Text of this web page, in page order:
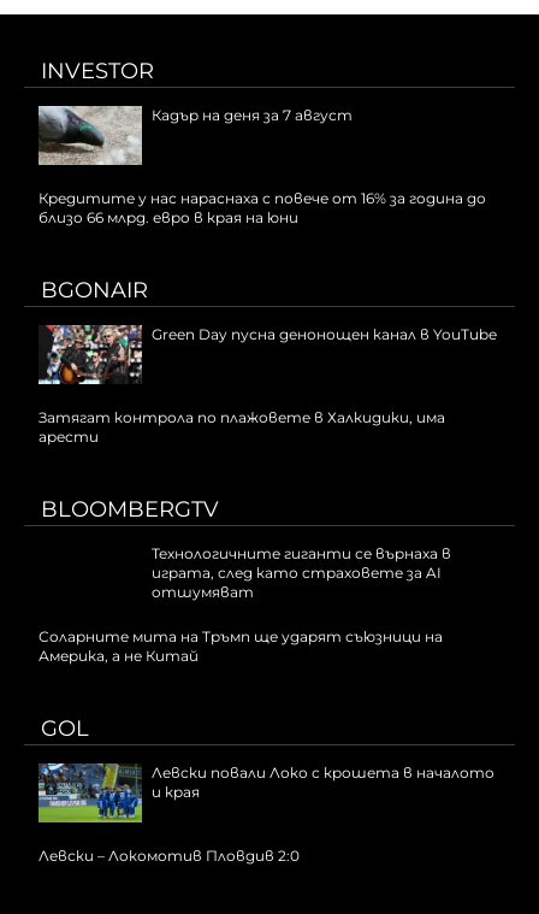
INVESTOR
Кадър на деня за 7 август
Кредитите у нас нараснаха с повече от 16% за година до
близо 66 млрд. евро в края на юни
BGONAIR
Green Day пусна денонощен канал в YouTube
Затягат контрола по плажовете в Халкидики, има
арести
BLOOMBERGTV
Технологичните гиганти се върнаха в
играта, след като страховете за AI
отшумяват
Соларните мита на Тръмп ще ударят съюзници на
Америка, а не Китай
GOL
Левски повали Локо с крошета в началото
и края
Левски – Локомотив Пловдив 2:0